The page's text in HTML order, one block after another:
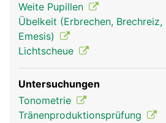
Frau
Weite Pupillen
Übelkeit (Erbrechen, Brechreiz,
Emesis)
Lichtscheue
Untersuchungen
Tonometrie
Tränenproduktionsprüfung